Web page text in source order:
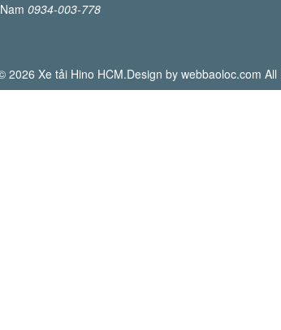
0934-003-778
2026 Xe tải Hino HCM.Design by webbaoloc.com All